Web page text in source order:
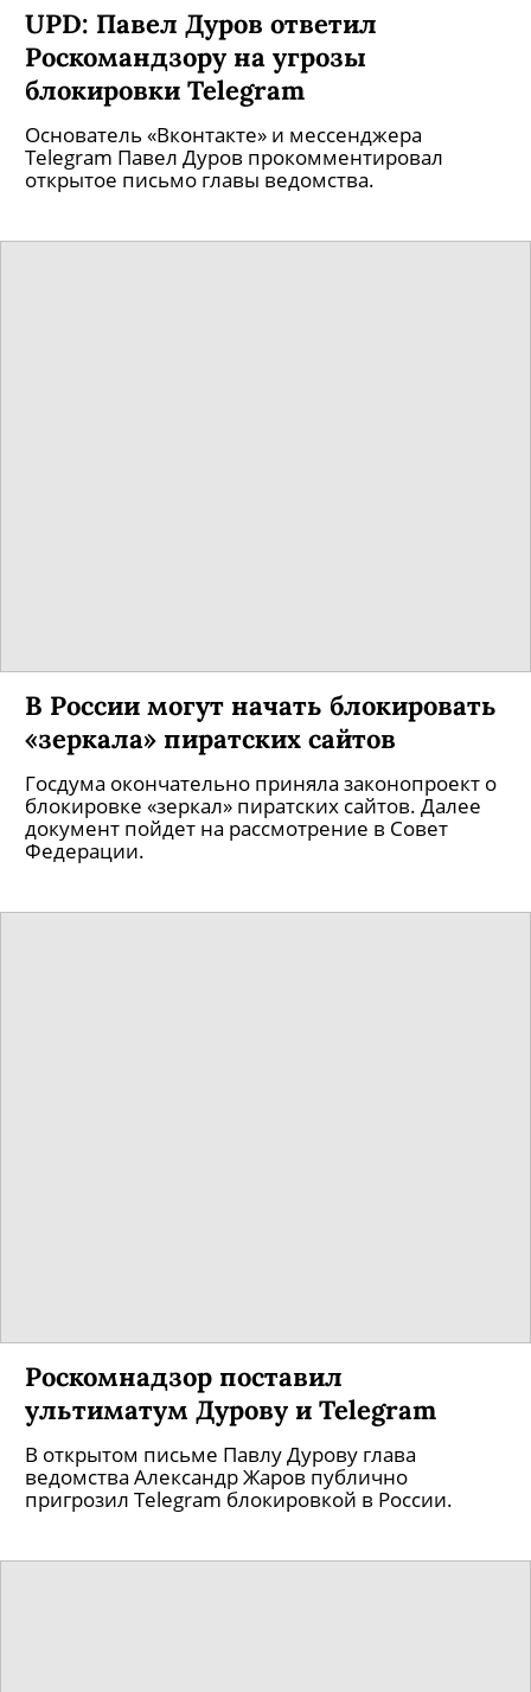
UPD: Павел Дуров ответил
Роскомандзору на угрозы
блокировки Telegram
Основатель «Вконтакте» и мессенджера
Telegram Павел Дуров прокомментировал
открытое письмо главы ведомства.
В России могут начать блокировать
«зеркала» пиратских сайтов
Госдума окончательно приняла законопроект о
блокировке «зеркал» пиратских сайтов. Далее
документ пойдет на рассмотрение в Совет
Федерации.
Роскомнадзор поставил
ультиматум Дурову и Telegram
В открытом письме Павлу Дурову глава
ведомства Александр Жаров публично
пригрозил Telegram блокировкой в России.